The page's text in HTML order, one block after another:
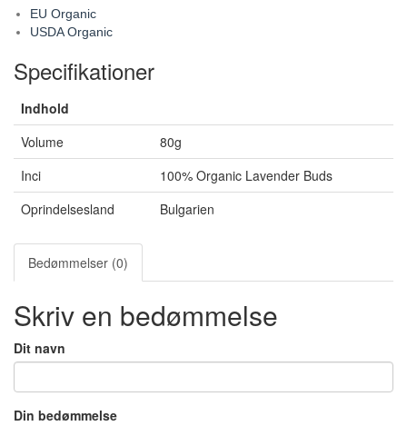
EU Organic
USDA Organic
Specifikationer
Indhold
Volume
80g
Inci
100% Organic Lavender Buds
Oprindelsesland
Bulgarien
Bedømmelser (0)
Skriv en bedømmelse
Dit navn
Din bedømmelse